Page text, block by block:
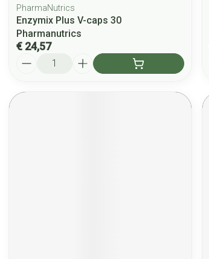
PharmaNutrics
Enzymix Plus V-caps 30
Pharmanutrics
€ 24,57